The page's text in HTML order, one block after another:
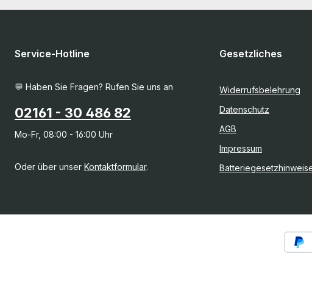
Service-Hotline
💬 Haben Sie Fragen? Rufen Sie uns an
02161 - 30 486 82
Mo-Fr, 08:00 - 16:00 Uhr
Oder über unser Kontaktformular.
Gesetzliches
Widerrufsbelehrung
Datenschutz
AGB
Impressum